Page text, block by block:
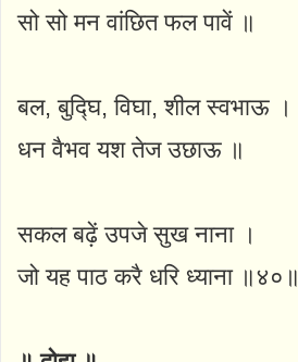
सो सो मन वांछित फल पावें ॥
बल, बुद्घि, विघा, शील स्वभाऊ ।
धन वैभव यश तेज उछाऊ ॥
सकल बढ़ें उपजे सुख नाना ।
जो यह पाठ करै धरि ध्याना ॥४०॥